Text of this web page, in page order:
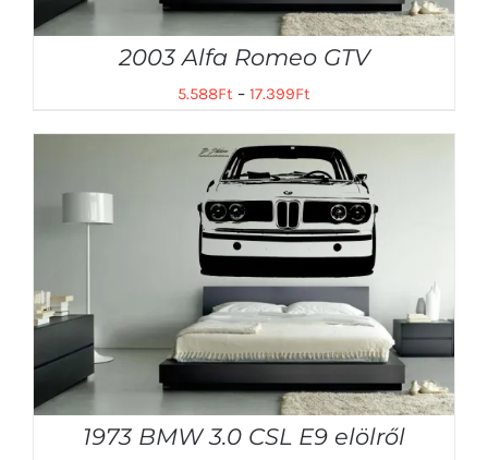
2003 Alfa Romeo GTV
5.588Ft – 17.399Ft
1973 BMW 3.0 CSL E9 elölről